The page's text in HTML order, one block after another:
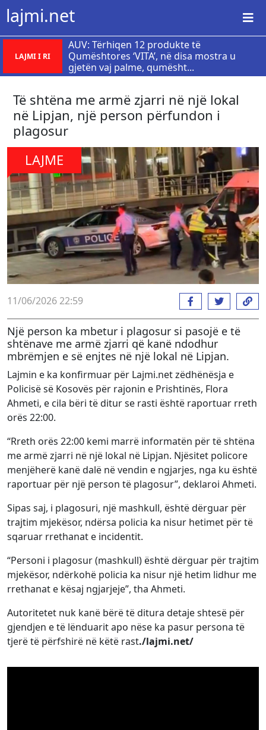
lajmi.net
LAJMI I RI
AUV: Tërhiqen 12 produkte të
Qumështores ‘VITA’, në disa mostra u
gjetën vaj palme, qumësht...
Të shtëna me armë zjarri në një lokal
në Lipjan, një person përfundon i
plagosur
LAJME
11/06/2026 22:59
Një person ka mbetur i plagosur si pasojë e të
shtënave me armë zjarri që kanë ndodhur
mbrëmjen e së enjtes në një lokal në Lipjan.
Lajmin e ka konfirmuar për Lajmi.net zëdhënësja e
Policisë së Kosovës për rajonin e Prishtinës, Flora
Ahmeti, e cila bëri të ditur se rasti është raportuar rreth
orës 22:00.
“Rreth orës 22:00 kemi marrë informatën për të shtëna
me armë zjarri në një lokal në Lipjan. Njësitet policore
menjëherë kanë dalë në vendin e ngjarjes, nga ku është
raportuar për një person të plagosur”, deklaroi Ahmeti.
Sipas saj, i plagosuri, një mashkull, është dërguar për
trajtim mjekësor, ndërsa policia ka nisur hetimet për të
sqaruar rrethanat e incidentit.
“Personi i plagosur (mashkull) është dërguar për trajtim
mjekësor, ndërkohë policia ka nisur një hetim lidhur me
rrethanat e kësaj ngjarjeje”, tha Ahmeti.
Autoritetet nuk kanë bërë të ditura detaje shtesë për
gjendjen e të lënduarit apo nëse ka pasur persona të
tjerë të përfshirë në këtë rast./lajmi.net/